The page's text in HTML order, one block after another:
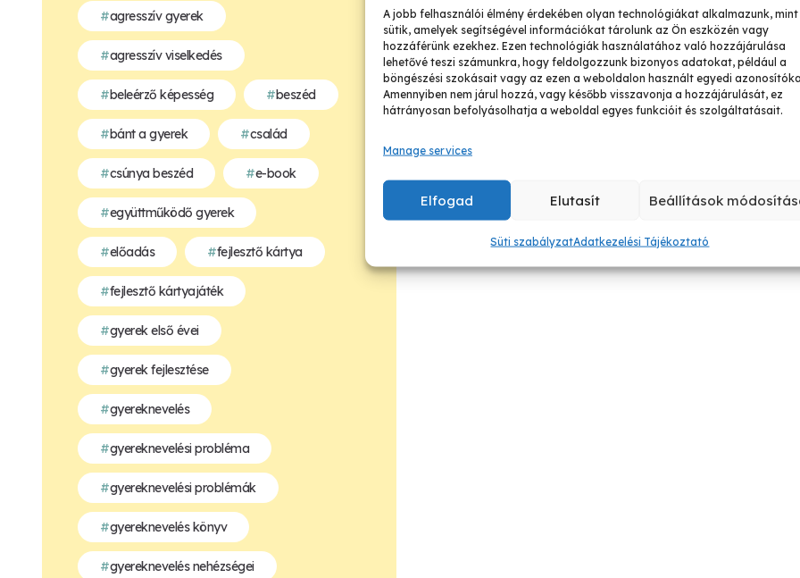
A jobb felhasználói élmény érdekében olyan technológiákat alkalmazunk, mint
sütik, amelyek segítségével információkat tárolunk az Ön eszközén vagy
hozzáférünk ezekhez. Ezen technológiák használatához való hozzájárulása
lehetővé teszi számunkra, hogy feldolgozzunk bizonyos adatokat, például a
böngészési szokásait vagy az ezen a weboldalon használt egyedi
Amennyiben nem járul hozzá, vagy később visszavonja a hozzájárulását, ez
hátrányosan befolyásolhatja a weboldal egyes funkcióit és szolgáltatásait.
Manage services
Elfogad Elutasít Beállítások
Süti szabályzatAdatkezelési Tájékoztató
agresszív gyerek
agresszív viselkedés
beleérző képesség beszéd
bánt a gyerek család
csúnya beszéd e-book
együttműködő gyerek
előadás fejlesztő kártya
fejlesztő kártyajáték
gyerek első évei
gyerek fejlesztése
gyereknevelés
gyereknevelési probléma
gyereknevelési problémák
gyereknevelés könyv
gyereknevelés nehézségei